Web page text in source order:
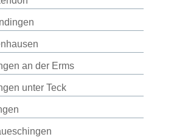
an der Erms
unter Teck